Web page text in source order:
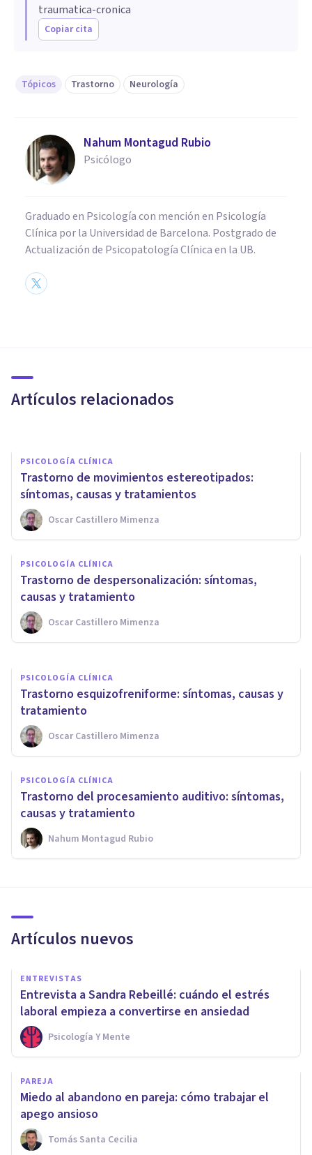
traumatica-cronica
Copiar cita
Tópicos Trastorno Neurología
Nahum Montagud Rubio
Psicólogo
Graduado en Psicología con mención en Psicología
Clínica por la Universidad de Barcelona. Postgrado de
Actualización de Psicopatología Clínica en la UB.
Artículos relacionados
existen?
PSICOLOGÍA CLÍNICA
Trastorno de movimientos estereotipados:
síntomas, causas y tratamientos
Oscar Castillero Mimenza
PSICOLOGÍA CLÍNICA
Trastorno de despersonalización: síntomas,
causas y tratamiento
Oscar Castillero Mimenza
PSICOLOGÍA CLÍNICA
Trastorno de conversión:
síntomas, tratamientos y
posibles causas
Isabel Rovira Salvador
PSICOLOGÍA CLÍNICA
​Trastorno esquizofreniforme: síntomas, causas y
tratamiento
Oscar Castillero Mimenza
PSICOLOGÍA CLÍNICA
Trastorno del procesamiento auditivo: síntomas,
causas y tratamiento
Nahum Montagud Rubio
Artículos nuevos
ENTREVISTAS
Entrevista a Sandra Rebeillé: cuándo el estrés
laboral empieza a convertirse en ansiedad
Psicología Y Mente
PAREJA
Miedo al abandono en pareja: cómo trabajar el
apego ansioso
Tomás Santa Cecilia